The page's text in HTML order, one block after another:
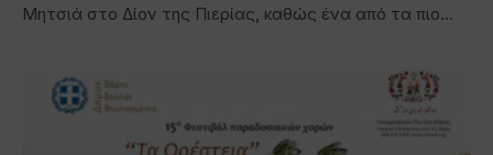
Μητσιά στο Δίον της Πιερίας, καθώς ένα από τα πιο…